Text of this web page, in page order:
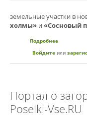
земельные участки в
холмы» и «Сосновый
Подробнее
двух
Войдите или
Портал о
Poselki-Vse.RU